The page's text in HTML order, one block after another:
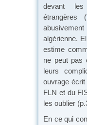
devant
étrangères
algérienne.
estime
ne peut pas
leurs
ouvrage
FLN et du
les oublier
En ce qui